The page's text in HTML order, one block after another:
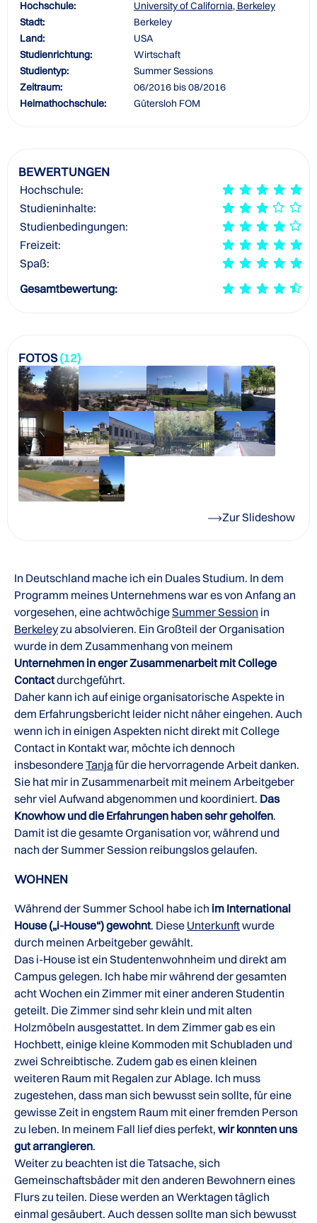
Hochschule:
University of California, Berkeley
Stadt:
Berkeley
Land:
USA
Studienrichtung:
Wirtschaft
Studientyp:
Summer Sessions
Zeitraum:
06/2016 bis 08/2016
Heimathochschule:
Gütersloh FOM
BEWERTUNGEN
Hochschule:
Studieninhalte:
Studienbedingungen:
Freizeit:
Spaß:
Gesamtbewertung:
FOTOS(12)
Zur Slideshow
In Deutschland mache ich ein Duales Studium. In dem
Programm meines Unternehmens war es von Anfang an
vorgesehen, eine achtwöchigeSummer Session in
Berkeleyzu absolvieren. Ein Großteil der Organisation
wurde in dem Zusammenhang von meinem
Unternehmen in enger Zusammenarbeit mit College
Contactdurchgeführt.
Daher kann ich auf einige organisatorische Aspekte in
dem Erfahrungsbericht leider nicht näher eingehen. Auch
wenn ich in einigen Aspekten nicht direkt mit College
Contact in Kontakt war, möchte ich dennoch
insbesondereTanjafür die hervorragende Arbeit danken.
Sie hat mir in Zusammenarbeit mit meinem Arbeitgeber
sehr viel Aufwand abgenommen und koordiniert. Das
Knowhow und die Erfahrungen haben sehr geholfen.
Damit ist die gesamte Organisation vor, während und
nach der Summer Session reibungslos gelaufen.
WOHNEN
Während der Summer School habe ich im International
House („i-House“) gewohnt. Diese Unterkunftwurde
durch meinen Arbeitgeber gewählt.
Das i-House ist ein Studentenwohnheim und direkt am
Campus gelegen. Ich habe mir während der gesamten
acht Wochen ein Zimmer mit einer anderen Studentin
geteilt. Die Zimmer sind sehr klein und mit alten
Holzmöbeln ausgestattet. In dem Zimmer gab es ein
Hochbett, einige kleine Kommoden mit Schubladen und
zwei Schreibtische. Zudem gab es einen kleinen
weiteren Raum mit Regalen zur Ablage. Ich muss
zugestehen, dass man sich bewusst sein sollte, für eine
gewisse Zeit in engstem Raum mit einer fremden Person
zu leben. In meinem Fall lief dies perfekt, wir konnten uns
gut arrangieren.
Weiter zu beachten ist die Tatsache, sich
Gemeinschaftsbäder mit den anderen Bewohnern eines
Flurs zu teilen. Diese werden an Werktagen täglich
einmal gesäubert. Auch dessen sollte man sich bewusst